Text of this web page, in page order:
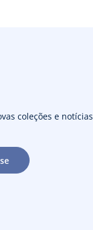
coleções e notícias